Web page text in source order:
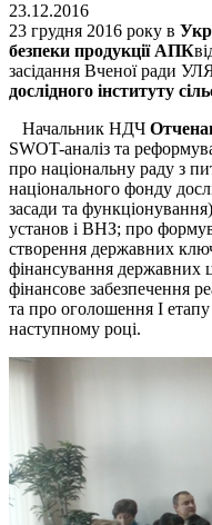
23.12.2016
23 грудня 2016 року в
безпеки продукції АПК
засідання Вченої ради
дослідного інституту
Начальник НДЧ
SWOT-аналіз та
про національну раду з
національного фонду
засади та
установ і ВНЗ; про
створення державних
фінансування державних
фінансове забезпечення
та про оголошення І
наступному році.